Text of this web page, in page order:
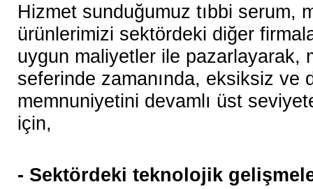
Hizmet sunduğumuz tıbbi serum,
ürünlerimizi sektördeki diğer
uygun maliyetler ile pazarlayarak,
seferinde zamanında, eksiksiz ve
memnuniyetini devamlı üst
için,
- Sektördeki teknolojik